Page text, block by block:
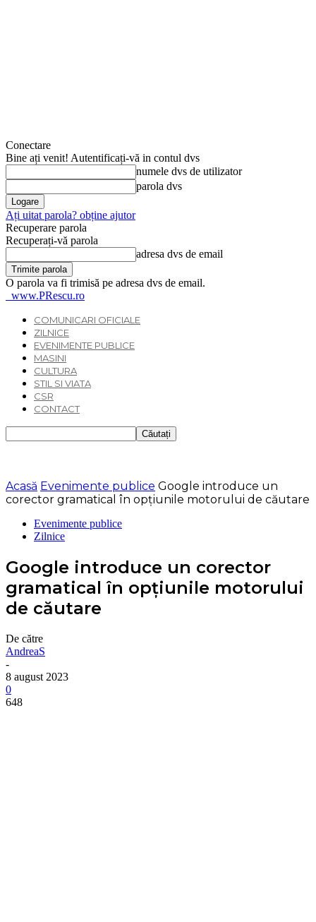
Conectare
Bine ați venit! Autentificați-vă in contul dvs
numele dvs de utilizator
parola dvs
Ați uitat parola? obține ajutor
Recuperare parola
Recuperați-vă parola
adresa dvs de email
O parola va fi trimisă pe adresa dvs de email.
www.PRescu.ro
COMUNICARI OFICIALE
ZILNICE
EVENIMENTE PUBLICE
MASINI
CULTURA
STIL SI VIATA
CSR
CONTACT
Acasă Evenimente publice Google introduce un
corector gramatical în opțiunile motorului de căutare
Evenimente publice
Zilnice
Google introduce un corector
gramatical în opțiunile motorului
de căutare
De către
AndreaS
-
8 august 2023
0
648